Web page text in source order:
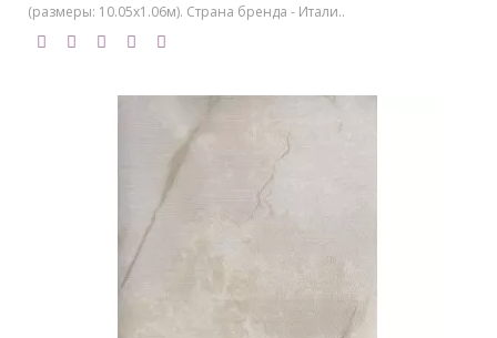
(размеры: 10.05х1.06м). Страна бренда - Итали..